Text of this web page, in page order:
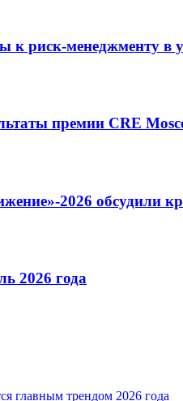
риск-менеджменту в
премии CRE
2026 обсудили
2026 года
главным трендом 2026 года